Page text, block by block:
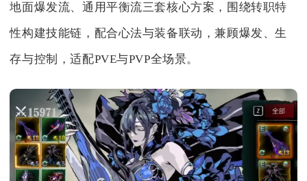
地面爆发流、通用平衡流三套核心方案，围绕转职特
性构建技能链，配合心法与装备联动，兼顾爆发、生
存与控制，适配PVE与PVP全场景。